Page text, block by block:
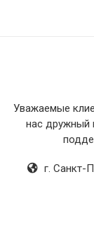
Уважаемые
нас дружный
г. Санкт-